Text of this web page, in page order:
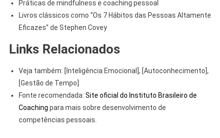
Práticas de mindfulness e coaching pessoal
Livros clássicos como “Os 7 Hábitos das Pessoas Altamente
Eficazes” de Stephen Covey
Links Relacionados
Veja também: [Inteligência Emocional], [Autoconhecimento],
[Gestão de Tempo]
Fonte recomendada: Site oficial do Instituto Brasileiro de
Coaching para mais sobre desenvolvimento de
competências pessoais.